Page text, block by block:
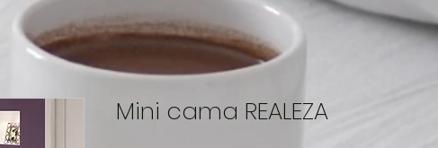
Mini cama REALEZA